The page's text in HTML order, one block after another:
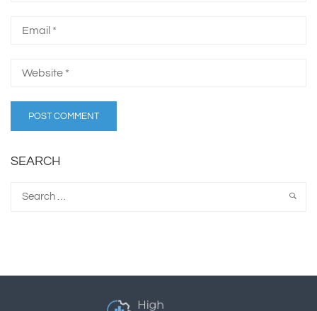
SEARCH